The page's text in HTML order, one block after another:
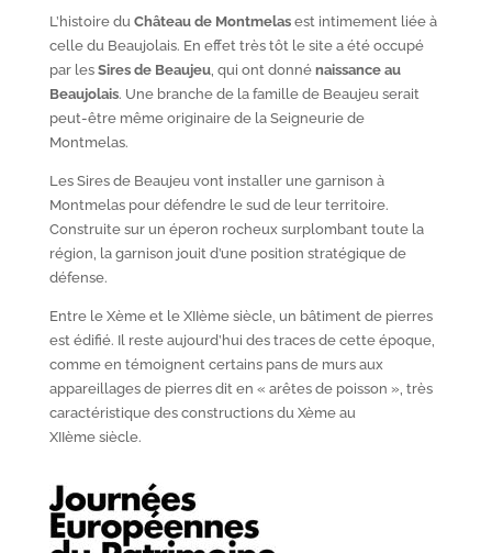
L’histoire duChâteau de Montmelasest intimement liée à
celle du Beaujolais. En effet très tôt le site a été occupé
par les Sires de Beaujeu, qui ont donné naissance au
Beaujolais. Une branche de la famille de Beaujeu serait
peut-être même originaire de la Seigneurie de
Montmelas.
Les Sires de Beaujeu vont installer une garnison à
Montmelas pour défendre le sud de leur territoire.
Construite sur un éperon rocheux surplombant toute la
région, la garnison jouit d’une position stratégique de
défense.
Entre le Xèmeet le XIIèmesiècle, un bâtiment de pierres
est édifié. Il reste aujourd’hui des traces de cette époque,
comme en témoignent certains pans de murs aux
appareillages de pierres dit en « arêtes de poisson », très
caractéristique des constructions du Xèmeau
XIIèmesiècle.